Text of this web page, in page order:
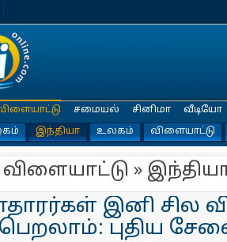
இந்தியா உலகம் விளையாட்டு
சமையல் சினிமா வீடியோ
»
இனி சில
புதிய